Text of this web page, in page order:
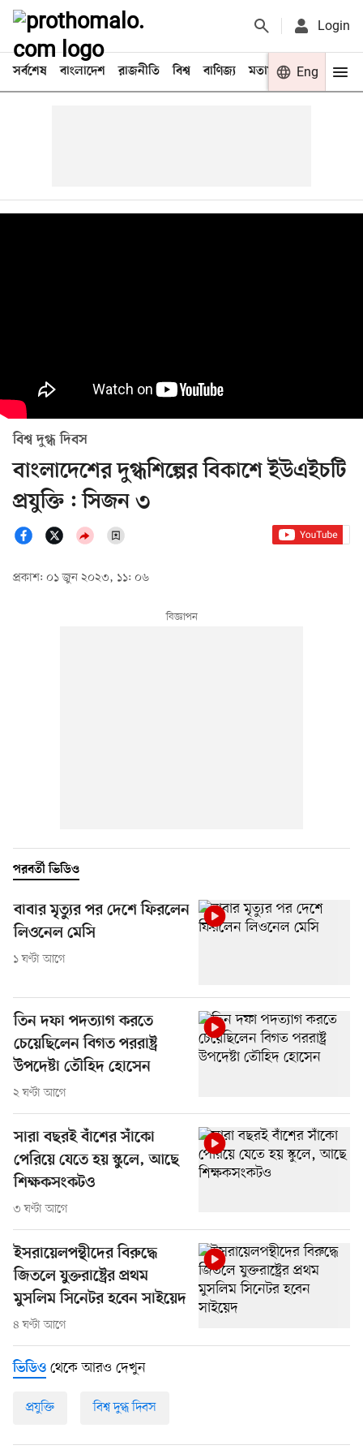
Login
সর্বশেষ বাংলাদেশ রাজনীতি বিশ্ব বাণিজ্য মতামত খেলা
Eng
বিশ্ব দুগ্ধ দিবস
বাংলাদেশের দুগ্ধশিল্পের বিকাশে ইউএইচটি
প্রযুক্তি : সিজন ৩
প্রকাশ: ০১ জুন ২০২৩, ১১: ০৬
পরবর্তী ভিডিও
বাবার মৃত্যুর পর দেশে ফিরলেন
লিওনেল মেসি
১ ঘণ্টা আগে
তিন দফা পদত্যাগ করতে
চেয়েছিলেন বিগত পররাষ্ট্র
উপদেষ্টা তৌহিদ হোসেন
২ ঘণ্টা আগে
সারা বছরই বাঁশের সাঁকো
পেরিয়ে যেতে হয় স্কুলে, আছে
শিক্ষকসংকটও
৩ ঘণ্টা আগে
ইসরায়েলপন্থীদের বিরুদ্ধে
জিতলে যুক্তরাষ্ট্রের প্রথম
মুসলিম সিনেটর হবেন সাইয়েদ
৪ ঘণ্টা আগে
ভিডিও থেকে আরও দেখুন
প্রযুক্তি বিশ্ব দুগ্ধ দিবস